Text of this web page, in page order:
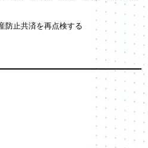
防止共済を再点検する